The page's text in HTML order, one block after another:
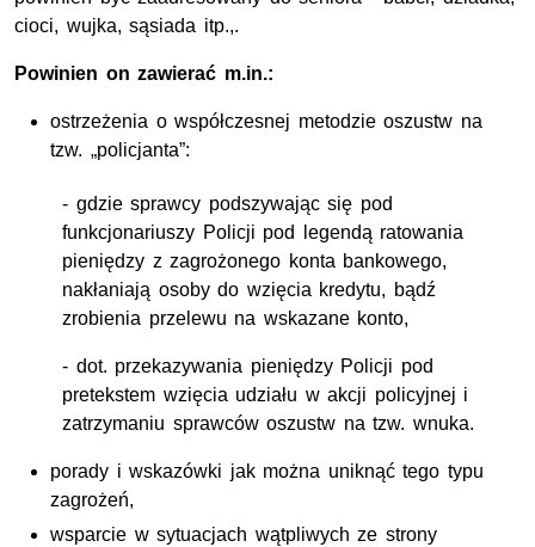
cioci, wujka, sąsiada itp.,.
Powinien on zawierać m.in.:
ostrzeżenia o współczesnej metodzie oszustw na
tzw. „policjanta”:
- gdzie sprawcy podszywając się pod
funkcjonariuszy Policji pod legendą ratowania
pieniędzy z zagrożonego konta bankowego,
nakłaniają osoby do wzięcia kredytu, bądź
zrobienia przelewu na wskazane konto,
- dot. przekazywania pieniędzy Policji pod
pretekstem wzięcia udziału w akcji policyjnej i
zatrzymaniu sprawców oszustw na tzw. wnuka.
porady i wskazówki jak można uniknąć tego typu
zagrożeń,
wsparcie w sytuacjach wątpliwych ze strony